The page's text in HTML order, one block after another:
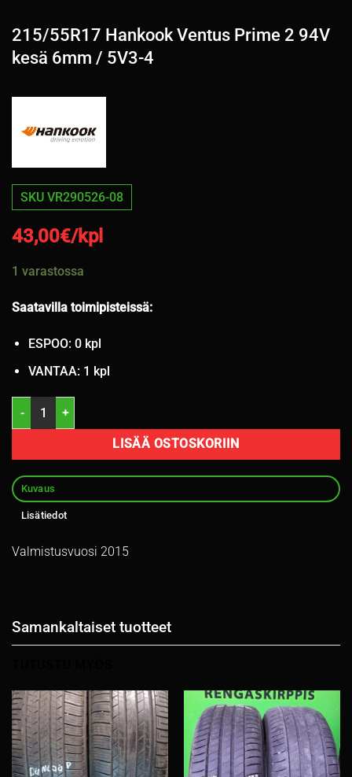
215/55R17 Hankook Ventus Prime 2 94V
kesä 6mm / 5V3-4
SKU VR290526-08
43,00€/kpl
1 varastossa
Saatavilla toimipisteissä:
ESPOO: 0 kpl
VANTAA: 1 kpl
215/55R17 Hankook Ventus Prime 2 94V kesä 6mm / 5V3-4 määrä
LISÄÄ OSTOSKORIIN
Kuvaus
Lisätiedot
Valmistusvuosi 2015
Samankaltaiset tuotteet